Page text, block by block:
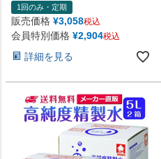
器 呼吸器用 在宅酸素 水素吸入
器 チャンバー 鼻うがい スチー
マー ペットボトル 高純度精製
水 純水 蒸留水 イオン交換水 超
純水 せいせいすい 日本製
1回のみ・定期
販売価格 ¥3,058税込
会員特別価格 ¥2,904税込
詳細を見る